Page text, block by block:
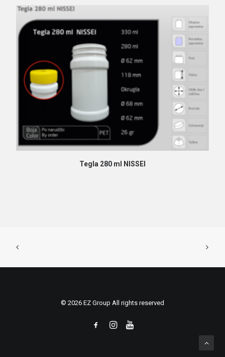
PROČITAJ VIŠE
Tegla 280 ml NISSEI
© 2026 EZ Group All rights reserved